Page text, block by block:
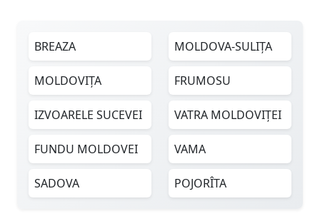
BREAZA MOLDOVA-SULIȚA
MOLDOVIȚA FRUMOSU
IZVOARELE SUCEVEI VATRA MOLDOVIȚEI
FUNDU MOLDOVEI VAMA
SADOVA POJORÎTA